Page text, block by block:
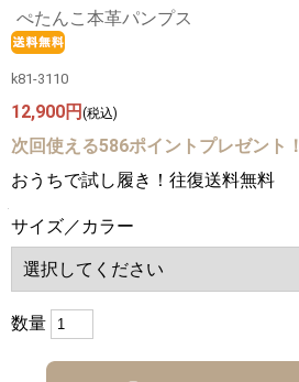
ぺたんこ本革パンプス
k81-3110
12,900円 (税込)
次回使える586ポイントプレゼント！
おうちで試し履き！往復送料無料
サイズ／カラー
数量